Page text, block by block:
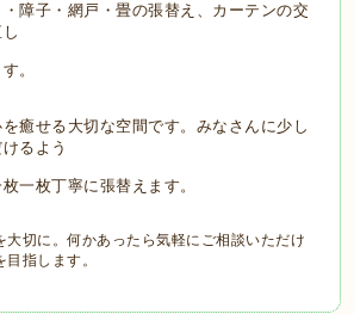
障子・網戸・畳の張替え、カーテンの交
。
癒せる大切な空間です。みなさんに少し
るよう
一枚丁寧に張替えます。
大切に。何かあったら気軽にご相談いただけ
指します。